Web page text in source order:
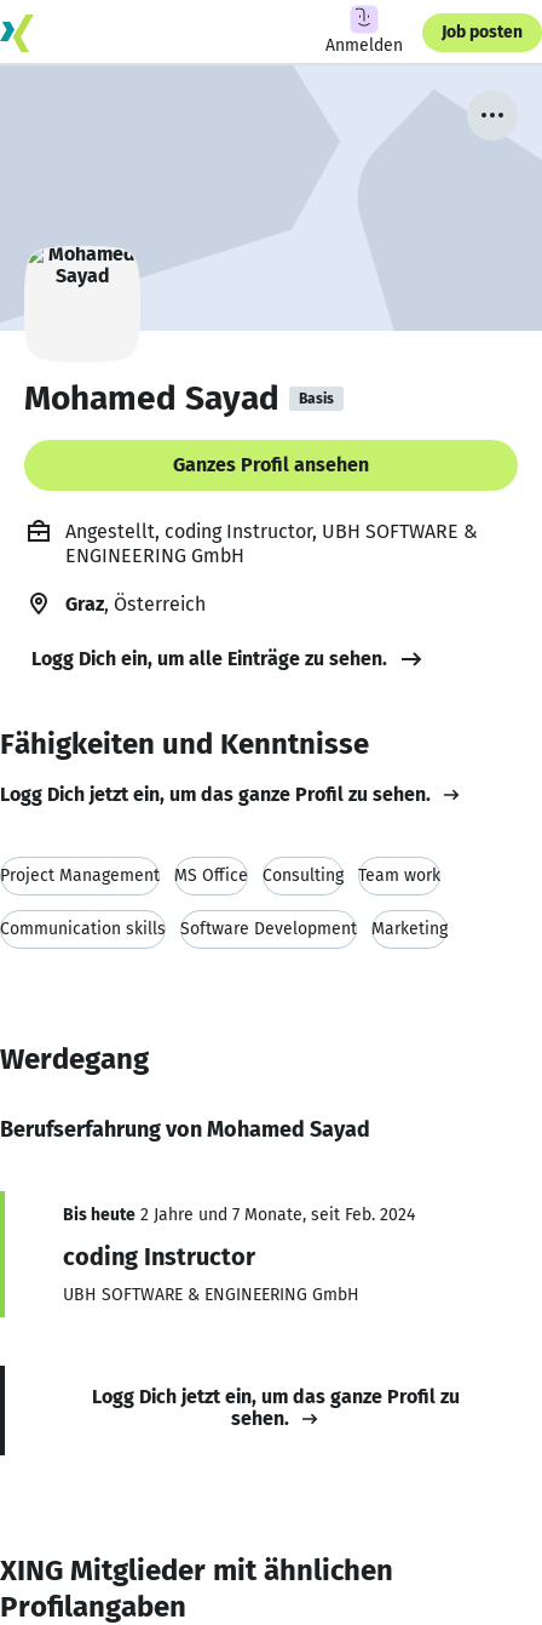
Anmelden
Job posten
Mohamed Sayad Basis
Ganzes Profil ansehen
Angestellt, coding Instructor, UBH SOFTWARE &
ENGINEERING GmbH
Graz, Österreich
Logg Dich ein, um alle Einträge zu sehen.
Fähigkeiten und Kenntnisse
Logg Dich jetzt ein, um das ganze Profil zu sehen.
Project Management MS Office Consulting Team work
Communication skills Software Development Marketing
Werdegang
Berufserfahrung von Mohamed Sayad
Bis heute 2 Jahre und 7 Monate, seit Feb. 2024
coding Instructor
UBH SOFTWARE & ENGINEERING GmbH
Logg Dich jetzt ein, um das ganze Profil zu
sehen.
XING Mitglieder mit ähnlichen
Profilangaben